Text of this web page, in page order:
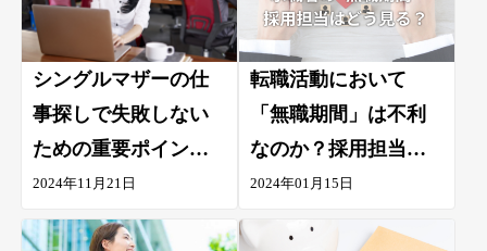
シングルマザーの仕
事探しで失敗しない
ための重要ポイント3
つ｜正社員で働くた
めのコツも掲載中
2024年11月21日
転職活動において
「無職期間」は不利
なのか？採用担当者
の見解を解説。
2024年01月15日